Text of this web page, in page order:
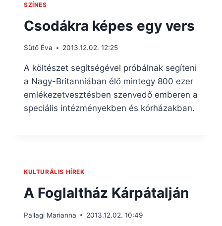
SZÍNES
Csodákra képes egy vers
Sütő Éva 2013.12.02. 12:25
A költészet segítségével próbálnak segíteni
a Nagy-Britanniában élő mintegy 800 ezer
emlékezetvesztésben szenvedő emberen a
speciális intézményekben és kórházakban.
KULTURÁLIS HÍREK
A Foglaltház Kárpátalján
Pallagi Marianna 2013.12.02. 10:49